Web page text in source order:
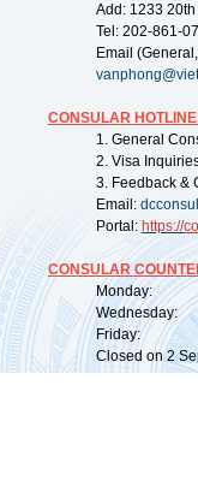
Add: 1233
Tel: 202-861-
Email
CONSULAR
1. General
2. Visa
3. Feedback &
Email:
Portal: https://
CONSULAR
Monday:
Wednesday:
Friday:
Closed on 2